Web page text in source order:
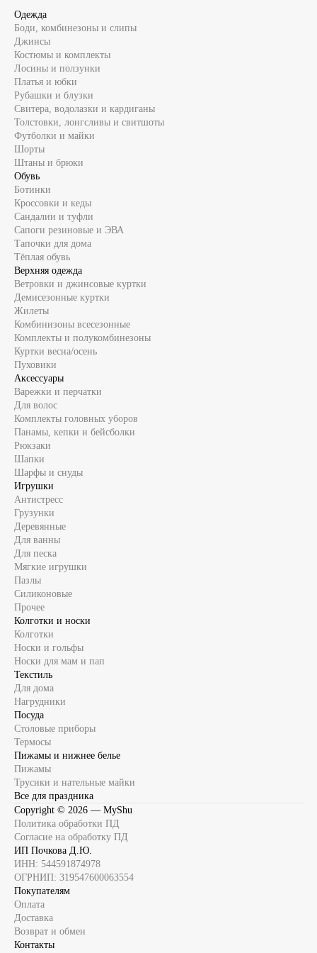
Одежда
Боди, комбинезоны и слипы
Джинсы
Костюмы и комплекты
Лосины и ползунки
Платья и юбки
Рубашки и блузки
Свитера, водолазки и кардиганы
Толстовки, лонгсливы и свитшоты
Футболки и майки
Шорты
Штаны и брюки
Обувь
Ботинки
Кроссовки и кеды
Сандалии и туфли
Сапоги резиновые и ЭВА
Тапочки для дома
Тёплая обувь
Верхняя одежда
Ветровки и джинсовые куртки
Демисезонные куртки
Жилеты
Комбинизоны всесезонные
Комплекты и полукомбинезоны
Куртки весна/осень
Пуховики
Аксессуары
Варежки и перчатки
Для волос
Комплекты головных уборов
Панамы, кепки и бейсболки
Рюкзаки
Шапки
Шарфы и снуды
Игрушки
Антистресс
Грузунки
Деревянные
Для ванны
Для песка
Мягкие игрушки
Пазлы
Силиконовые
Прочее
Колготки и носки
Колготки
Носки и гольфы
Носки для мам и пап
Текстиль
Для дома
Нагрудники
Посуда
Столовые приборы
Термосы
Пижамы и нижнее белье
Пижамы
Трусики и нательные майки
Все для праздника
Copyright © 2026 — MyShu
Политика обработки ПД
Согласие на обработку ПД
ИП Почкова Д.Ю.
ИНН: 544591874978
ОГРНИП: 319547600063554
Покупателям
Оплата
Доставка
Возврат и обмен
Контакты